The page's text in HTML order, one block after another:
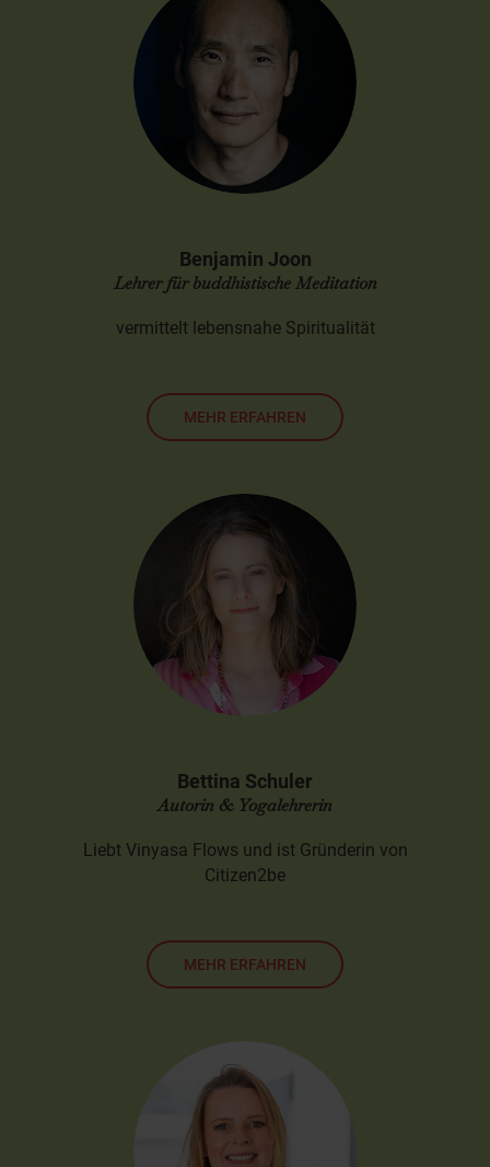
Benjamin Joon
Lehrer für buddhistische Meditation
vermittelt lebensnahe Spiritualität
MEHR ERFAHREN
Bettina Schuler
Autorin & Yogalehrerin
Liebt Vinyasa Flows und ist Gründerin von
Citizen2be
MEHR ERFAHREN